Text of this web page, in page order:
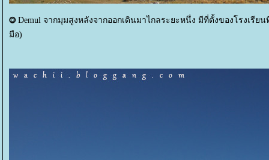
⭗ Demul จากมุมสูงหลังจากออกเดินมาไกลระยะหนึ่ง มีที่ตั้งของโรงเรี
มือ)